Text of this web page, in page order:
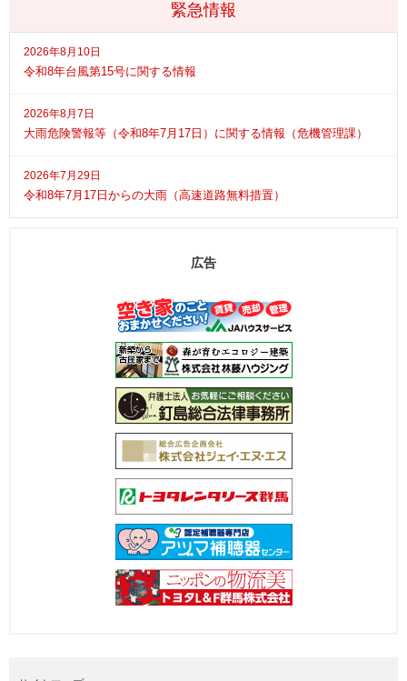
緊急情報
2026年8月10日
令和8年台風第15号に関する情報
2026年8月7日
大雨危険警報等（令和8年7月17日）に関する情報（危機管理課）
2026年7月29日
令和8年7月17日からの大雨（高速道路無料措置）
広告